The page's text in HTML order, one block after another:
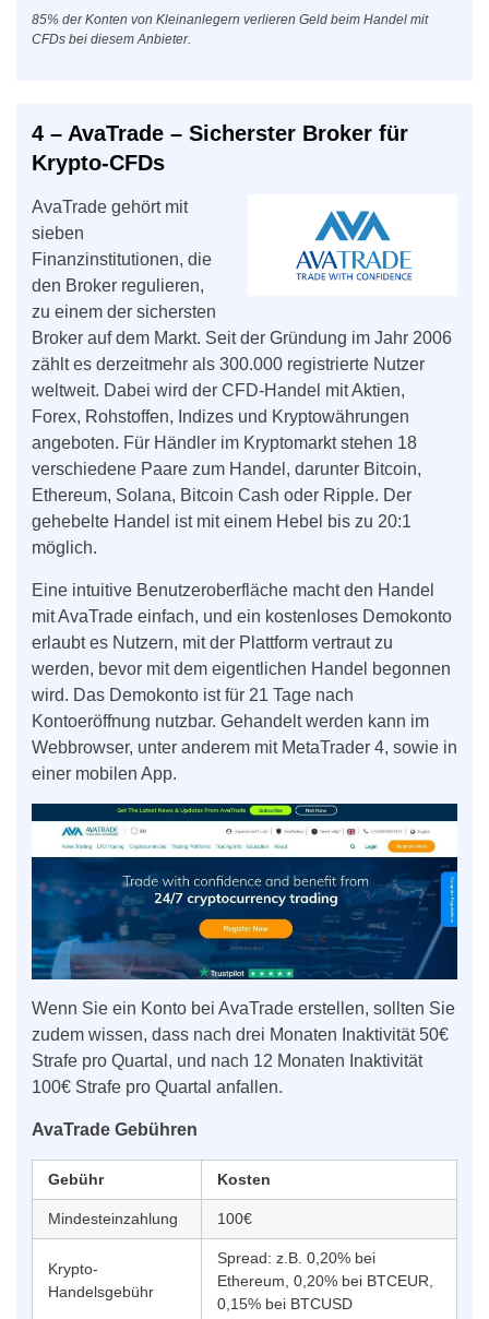
85% der Konten von Kleinanlegern verlieren Geld beim Handel mit
CFDs bei diesem Anbieter.
4 – AvaTrade – Sicherster Broker für
Krypto-CFDs
AvaTrade gehört mit
sieben
Finanzinstitutionen, die
den Broker regulieren,
zu einem der sichersten
Broker auf dem Markt. Seit der Gründung im Jahr 2006
zählt es derzeitmehr als 300.000 registrierte Nutzer
weltweit. Dabei wird der CFD-Handel mit Aktien,
Forex, Rohstoffen, Indizes und Kryptowährungen
angeboten. Für Händler im Kryptomarkt stehen 18
verschiedene Paare zum Handel, darunter Bitcoin,
Ethereum, Solana, Bitcoin Cash oder Ripple. Der
gehebelte Handel ist mit einem Hebel bis zu 20:1
möglich.
Eine intuitive Benutzeroberfläche macht den Handel
mit AvaTrade einfach, und ein kostenloses Demokonto
erlaubt es Nutzern, mit der Plattform vertraut zu
werden, bevor mit dem eigentlichen Handel begonnen
wird. Das Demokonto ist für 21 Tage nach
Kontoeröffnung nutzbar. Gehandelt werden kann im
Webbrowser, unter anderem mit MetaTrader 4, sowie in
einer mobilen App.
Wenn Sie ein Konto bei AvaTrade erstellen, sollten Sie
zudem wissen, dass nach drei Monaten Inaktivität 50€
Strafe pro Quartal, und nach 12 Monaten Inaktivität
100€ Strafe pro Quartal anfallen.
AvaTrade Gebühren
Gebühr Kosten
Mindesteinzahlung 100€
Krypto-
Handelsgebühr
Spread: z.B. 0,20% bei
Ethereum, 0,20% bei BTCEUR,
0,15% bei BTCUSD